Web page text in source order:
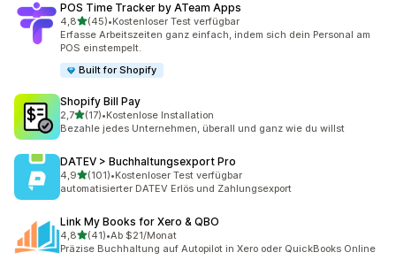
POS Time Tracker by ATeam Apps
4,8von 5 Sternen
(45)
45 Rezensionen insgesamt
•Kostenloser Test verfügbar
Erfasse Arbeitszeiten ganz einfach, indem sich dein Personal am
POS einstempelt.
Built for Shopify
Shopify Bill Pay
2,7von 5 Sternen
(17)
17 Rezensionen insgesamt
•Kostenlose Installation
Bezahle jedes Unternehmen, überall und ganz wie du willst
DATEV > Buchhaltungsexport Pro
4,9von 5 Sternen
(101)
101 Rezensionen insgesamt
•Kostenloser Test verfügbar
automatisierter DATEV Erlös und Zahlungsexport
Link My Books for Xero & QBO
4,8von 5 Sternen
(41)
41 Rezensionen insgesamt
•Ab $21/Monat
Präzise Buchhaltung auf Autopilot in Xero oder QuickBooks Online